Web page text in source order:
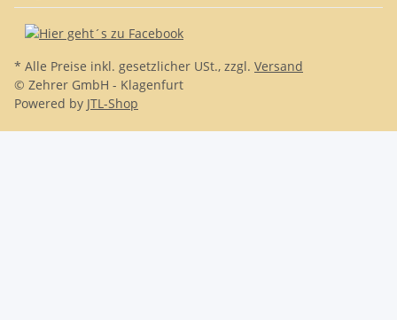
* Alle Preise inkl. gesetzlicher USt., zzgl. Versand
© Zehrer GmbH - Klagenfurt
Powered by JTL-Shop